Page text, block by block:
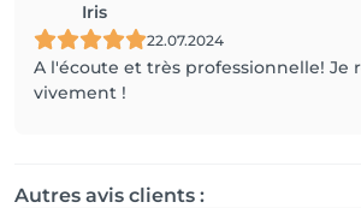
Iris
22.07.2024
A l'écoute et très professionnelle! Je
vivement !
Autres avis clients :